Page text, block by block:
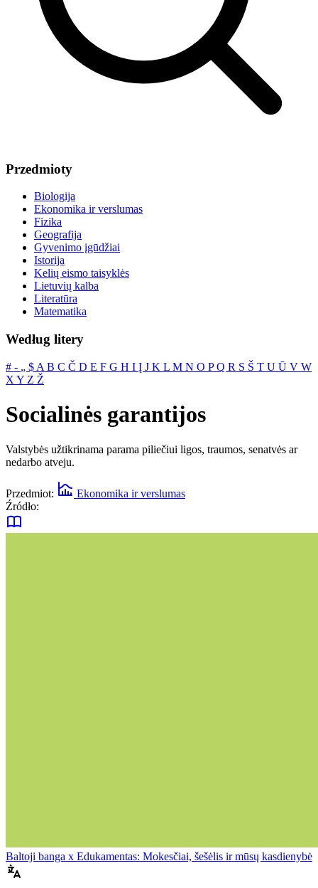
Przedmioty
Biologija
Ekonomika ir verslumas
Fizika
Geografija
Gyvenimo įgūdžiai
Istorija
Kelių eismo taisyklės
Lietuvių kalba
Literatūra
Matematika
Według litery
# ‐ „ $ A B C Č D E F G H I Į J K L M N O PQ R S Š T U Ū V W
X Y Z Ž
Socialinės garantijos
Valstybės užtikrinama parama piliečiui ligos, traumos, senatvės ar
nedarbo atveju.
Przedmiot:
Ekonomika ir verslumas
Źródło:
Baltoji banga x Edukamentas: Mokesčiai, šešėlis ir mūsų kasdienybė